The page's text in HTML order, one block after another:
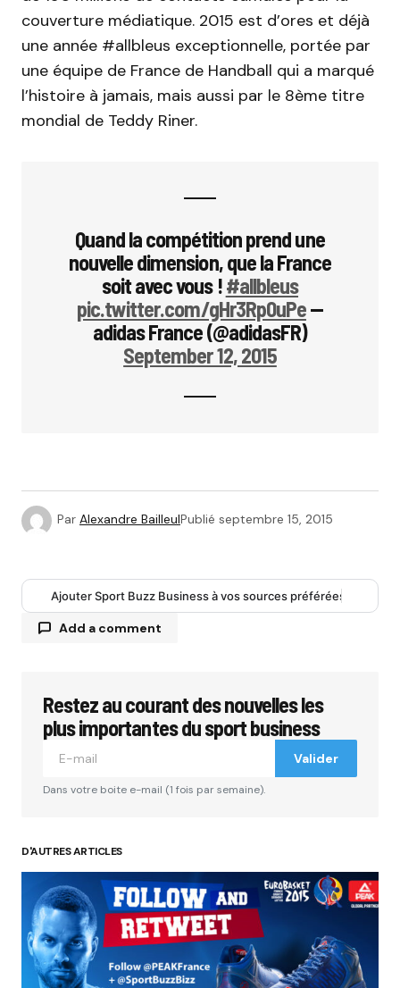
couverture médiatique. 2015 est d’ores et déjà
une année #allbleus exceptionnelle, portée par
une équipe de France de Handball qui a marqué
l’histoire à jamais, mais aussi par le 8ème titre
mondial de Teddy Riner.
Quand la compétition prend une
nouvelle dimension, que la France
soit avec vous !#allbleus
pic.twitter.com/gHr3Rp0uPe—
adidas France (@adidasFR)
September 12, 2015
Par Alexandre BailleulPublié septembre 15, 2015
Ajouter Sport Buzz Business à vos sources préférées
Add a comment
Votre adresse e-mail ne sera pas publiée.Les
champs obligatoires sont indiqués avec*
Your Name*
Your E-mail*
Restez au courant des nouvelles les
plus importantes du sport business
Valider
Dans votre boite e-mail (1 fois par semaine).
D'AUTRES ARTICLES